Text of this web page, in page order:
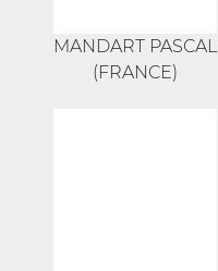
MANDART PASCAL
(FRANCE)